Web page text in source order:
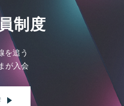
制度
を追う
が入会